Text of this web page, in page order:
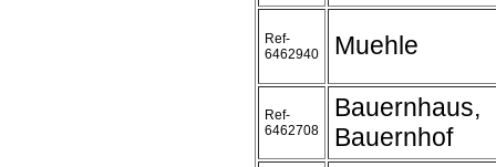
Ref-
6462940
Muehle
Ref-
6462708
Bauernhaus,
Bauernhof